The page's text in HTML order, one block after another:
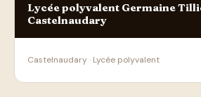
Lycée polyvalent Germaine
Castelnaudary
Castelnaudary · Lycée polyvalent